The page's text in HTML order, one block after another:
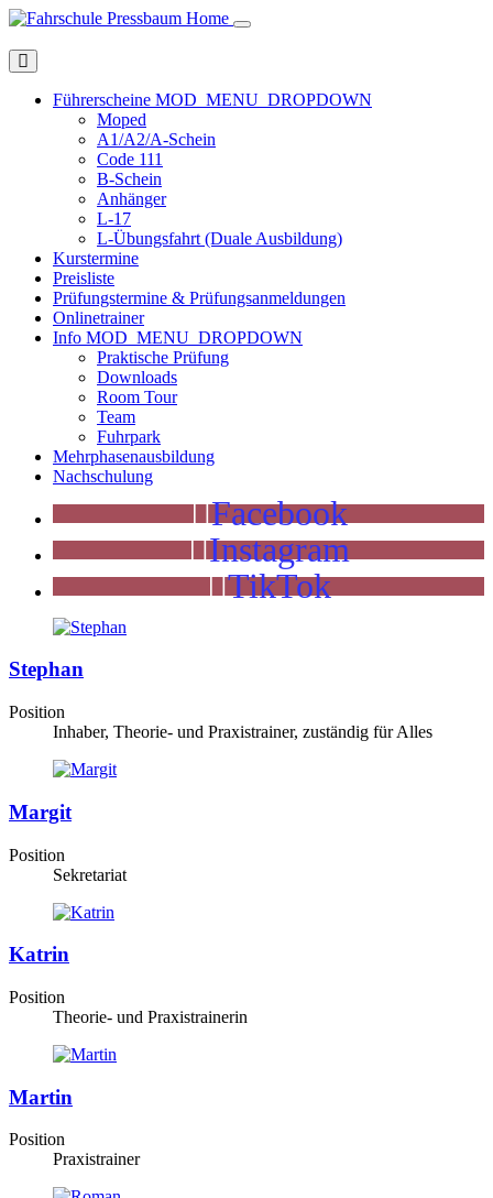
Home
Führerscheine MOD_MENU_DROPDOWN
Moped
A1/A2/A-Schein
Code 111
B-Schein
Anhänger
L-17
L-Übungsfahrt (Duale Ausbildung)
Kurstermine
Preisliste
Prüfungstermine & Prüfungsanmeldungen
Onlinetrainer
Info MOD_MENU_DROPDOWN
Praktische Prüfung
Downloads
Room Tour
Team
Fuhrpark
Mehrphasenausbildung
Nachschulung
Facebook
Instagram
TikTok
Stephan
Position
Inhaber, Theorie- und Praxistrainer, zuständig für Alles
Margit
Position
Sekretariat
Katrin
Position
Theorie- und Praxistrainerin
Martin
Position
Praxistrainer